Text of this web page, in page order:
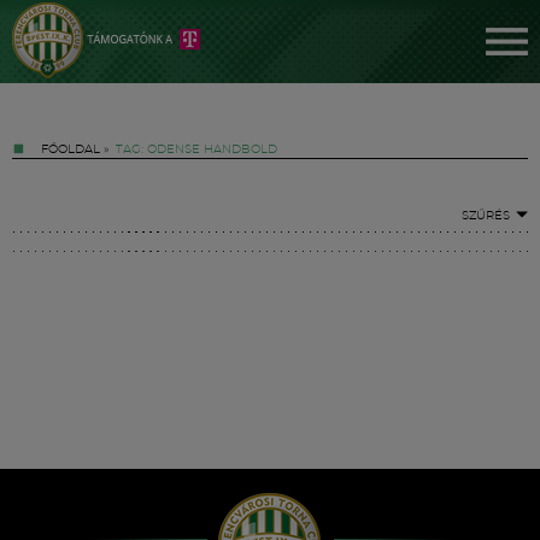
FŐOLDAL » TAG: ODENSE HANDBOLD
SZŰRÉS
Hírek